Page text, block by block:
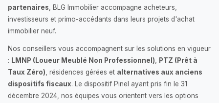
partenaires , BLG Immobilier accompagne acheteurs,
investisseurs et primo-accédants dans leurs projets d'achat
immobilier neuf.
Nos conseillers vous accompagnent sur les solutions en vigueur
: LMNP (Loueur Meublé Non Professionnel)
PTZ (Prêt à
Taux Zéro) , résidences gérées et alternatives aux anciens
dispositifs fiscaux. Le dispositif Pinel ayant pris fin le 31
décembre 2024, nos équipes vous orientent vers les options